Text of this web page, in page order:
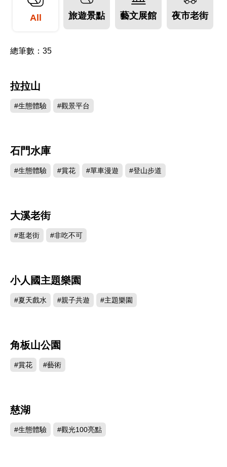
All 旅遊景點 藝文展館 夜市老街
總筆數： 35
拉拉山
#生態體驗 #觀景平台
石門水庫
#生態體驗 #賞花 #單車漫遊 #登山步道
大溪老街
#逛老街 #非吃不可
小人國主題樂園
#夏天戲水 #親子共遊 #主題樂園
角板山公園
#賞花 #藝術
慈湖
#生態體驗 #觀光100亮點